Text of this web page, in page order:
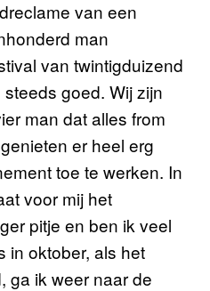
van een
man
van twintigduizend
goed. Wij zijn
man dat alles from
er heel erg
toe te werken. In
voor mij het
pitje en ben ik veel
in oktober, als het
ga ik weer naar de